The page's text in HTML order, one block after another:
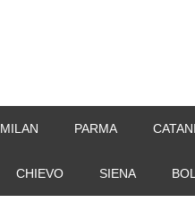
MILAN PARMA
CHIEVO SIENA